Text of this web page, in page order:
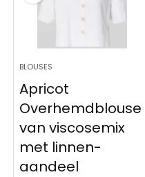
BLOUSES
Apricot
Overhemdblouse
van viscosemix
met linnen-
aandeel